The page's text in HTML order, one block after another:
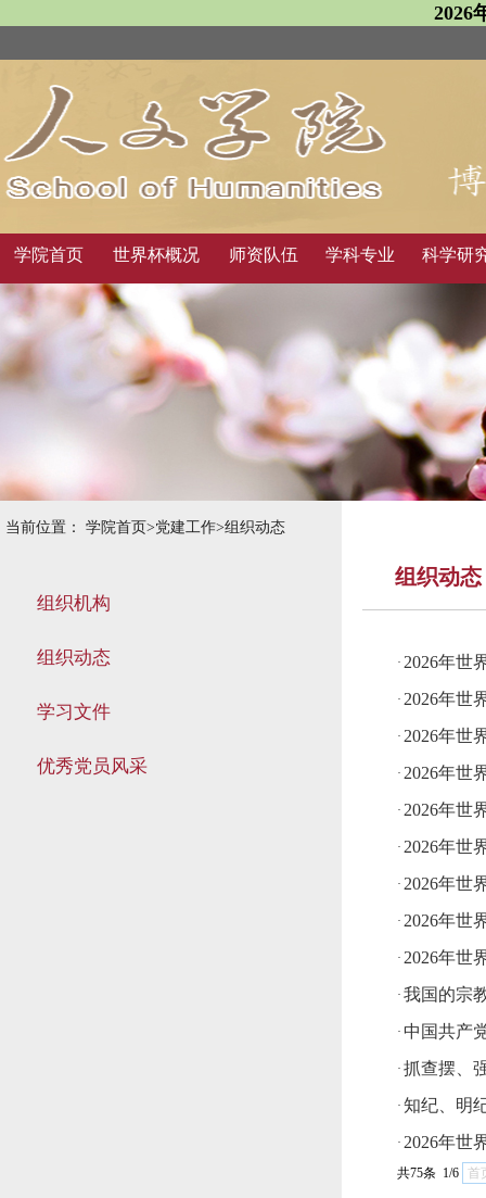
2026
学院首页 世界杯概况 师资队伍 学科专业 科学研
当前位置： 学院首页>党建工作>组织动态
组织机构
组织动态
学习文件
优秀党员风采
组织动态
· 2026年世
· 2026年世
· 2026年世
· 2026年世
· 2026年世
· 2026年世
· 2026年世
· 2026年世
· 2026年世
· 我国的宗
· 中国共产
· 抓查摆、
· 知纪、明
· 2026年世
共75条 1/6 首